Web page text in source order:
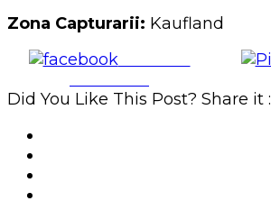
Zona Capturarii: Kaufland
Share on
Did You Like This Post? Share it :